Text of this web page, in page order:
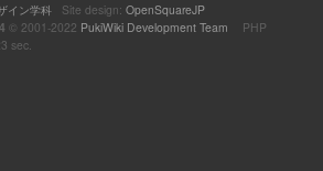
イン学科Site design: OpenSquareJP
© 2001-2022 PukiWiki Development Team PHP
sec.